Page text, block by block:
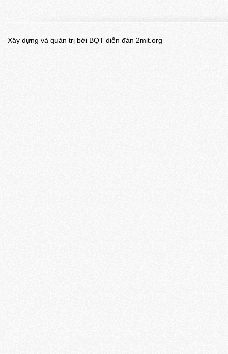
Xây dựng và quản trị bởi BQT diễn đàn 2mit.org